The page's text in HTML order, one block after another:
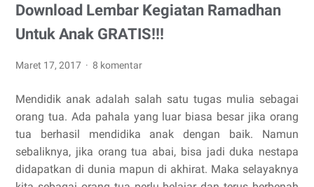
Download Lembar Kegiatan Ramadhan
Untuk Anak GRATIS!!!
Maret 17, 2017 8 komentar
Mendidik anak adalah salah satu tugas mulia sebagai
orang tua. Ada pahala yang luar biasa besar jika orang
tua berhasil mendidika anak dengan baik. Namun
sebaliknya, jika orang tua abai, bisa jadi duka nestapa
didapatkan di dunia mapun di akhirat. Maka selayaknya